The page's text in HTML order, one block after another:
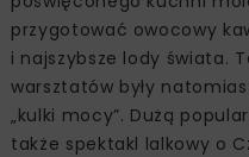
przygotować owocowy
i najszybsze lody świata.
warsztatów były
„kulki mocy”. Dużą
także spektakl lalkowy o